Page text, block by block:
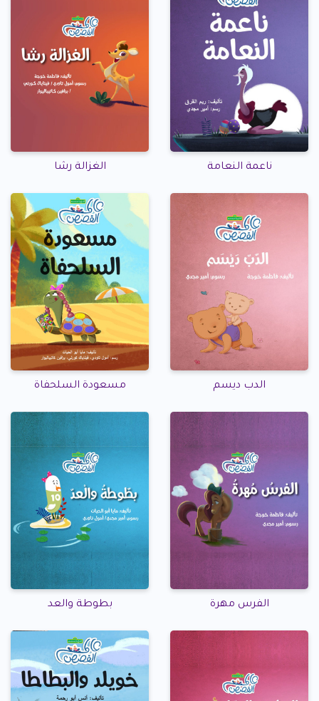
ناعمة النعامة الغزالة رشا
الدب ديسم مسعودة السلحفاة
الفرس مهرة بطوطة والعد